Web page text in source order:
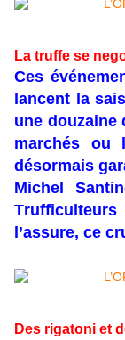
La truffe se
Ces
lancent la
une douzaine
marchés ou
désormais
Michel
l’assure, ce
Des rigatoni et